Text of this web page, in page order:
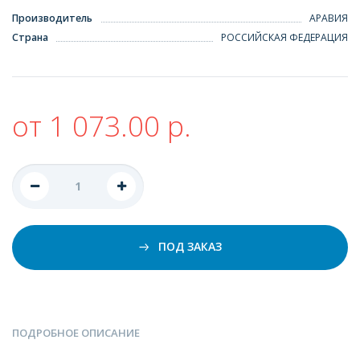
Производитель
АРАВИЯ
Страна
РОССИЙСКАЯ ФЕДЕРАЦИЯ
от 1 073.00 р.
ПОД ЗАКАЗ
ПОДРОБНОЕ ОПИСАНИЕ